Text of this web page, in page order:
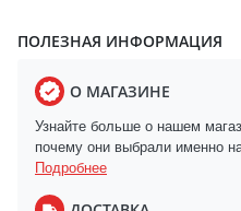
ПОЛЕЗНАЯ ИНФОРМАЦИЯ
О МАГАЗИНЕ
Узнайте больше о нашем
почему они выбрали именно
Подробнее